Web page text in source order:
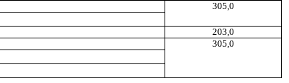
305,0
203,0
305,0